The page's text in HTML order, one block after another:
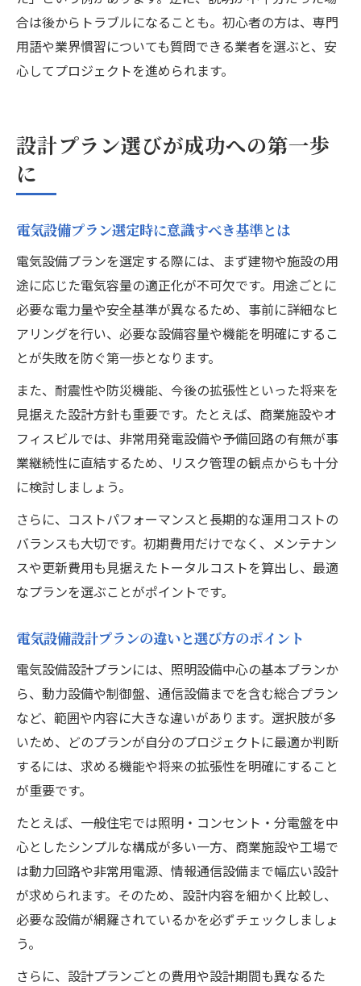
合は後からトラブルになることも。初心者の方は、専門
用語や業界慣習についても質問できる業者を選ぶと、安
心してプロジェクトを進められます。
設計プラン選びが成功への第一歩
に
電気設備プラン選定時に意識すべき基準とは
電気設備プランを選定する際には、まず建物や施設の用
途に応じた電気容量の適正化が不可欠です。用途ごとに
必要な電力量や安全基準が異なるため、事前に詳細なヒ
アリングを行い、必要な設備容量や機能を明確にするこ
とが失敗を防ぐ第一歩となります。
また、耐震性や防災機能、今後の拡張性といった将来を
見据えた設計方針も重要です。たとえば、商業施設やオ
フィスビルでは、非常用発電設備や予備回路の有無が事
業継続性に直結するため、リスク管理の観点からも十分
に検討しましょう。
さらに、コストパフォーマンスと長期的な運用コストの
バランスも大切です。初期費用だけでなく、メンテナン
スや更新費用も見据えたトータルコストを算出し、最適
なプランを選ぶことがポイントです。
電気設備設計プランの違いと選び方のポイント
電気設備設計プランには、照明設備中心の基本プランか
ら、動力設備や制御盤、通信設備までを含む総合プラン
など、範囲や内容に大きな違いがあります。選択肢が多
いため、どのプランが自分のプロジェクトに最適か判断
するには、求める機能や将来の拡張性を明確にすること
が重要です。
たとえば、一般住宅では照明・コンセント・分電盤を中
心としたシンプルな構成が多い一方、商業施設や工場で
は動力回路や非常用電源、情報通信設備まで幅広い設計
が求められます。そのため、設計内容を細かく比較し、
必要な設備が網羅されているかを必ずチェックしましょ
う。
さらに、設計プランごとの費用や設計期間も異なるた